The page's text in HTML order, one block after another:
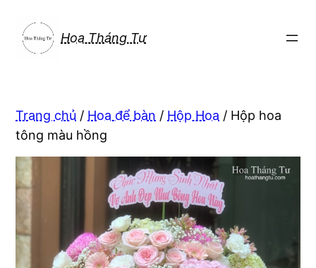
phần
Hoa Tháng Tư
Trang chủ / Hoa để bàn / Hộp Hoa / Hộp hoa
tông màu hồng